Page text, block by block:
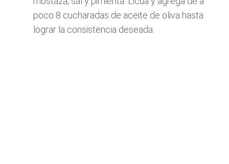
poco 8 cucharadas de aceite de oliva hasta
lograr la consistencia deseada.